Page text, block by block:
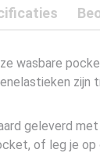
wasbare
geleverd
of leg je op